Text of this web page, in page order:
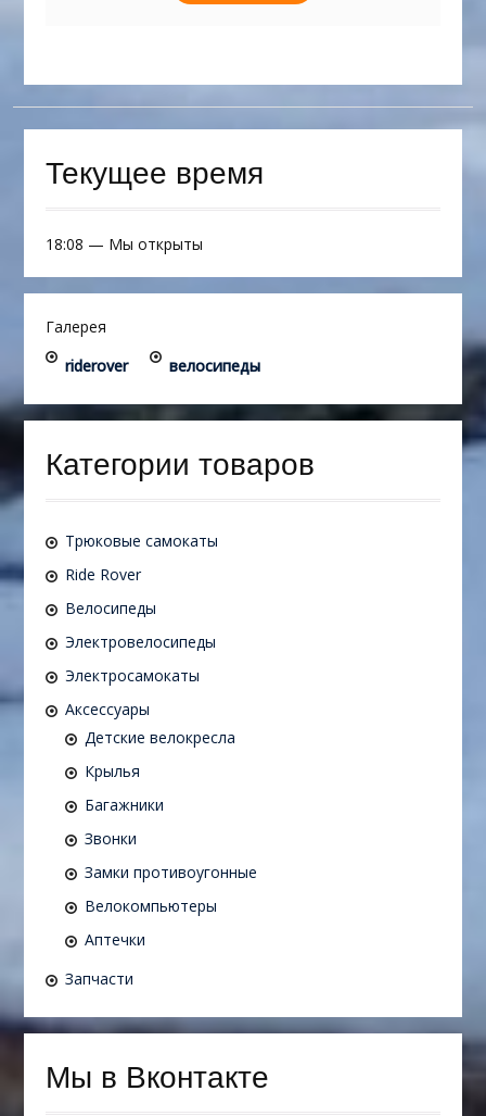
Текущее время
18:08 — Мы открыты
Галерея
riderover
велосипеды
Категории товаров
Трюковые самокаты
Ride Rover
Велосипеды
Электровелосипеды
Электросамокаты
Аксессуары
Детские велокресла
Крылья
Багажники
Звонки
Замки противоугонные
Велокомпьютеры
Аптечки
Запчасти
Мы в Вконтакте